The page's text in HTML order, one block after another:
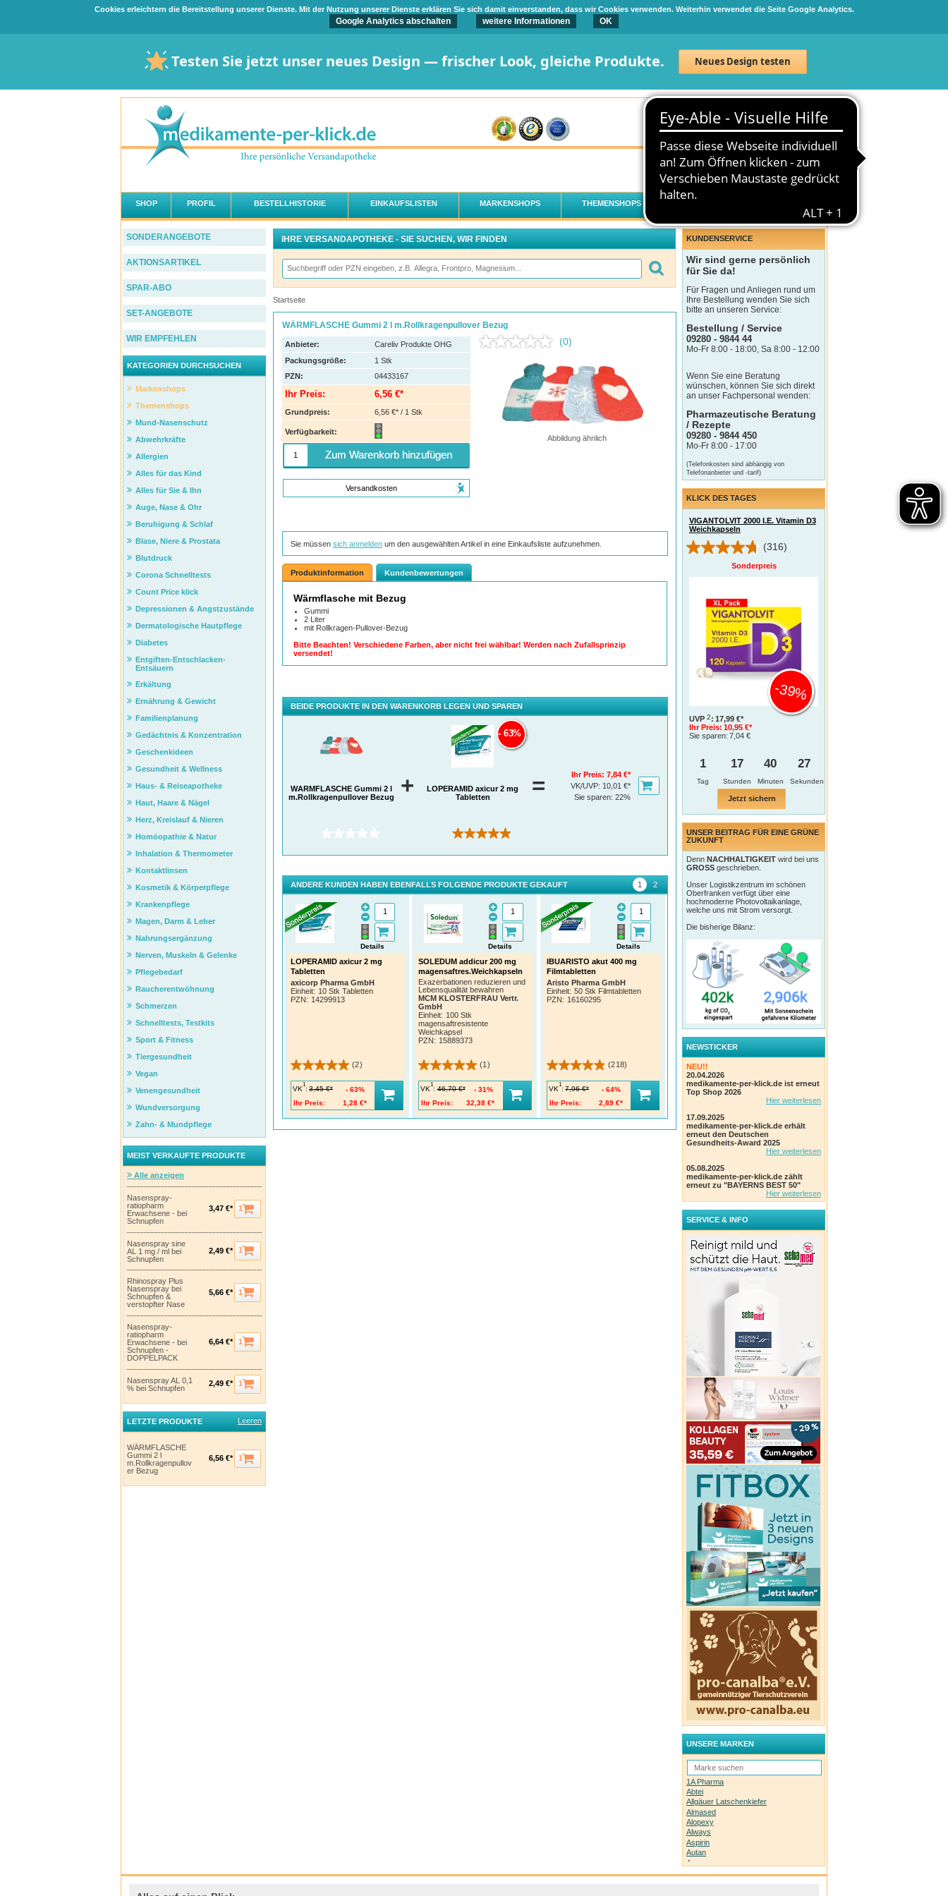
Cookies erleichtern die Bereitstellung unserer Dienste. Mit der Nutzung unserer Dienste erklären Sie sich damit einverstanden, dass wir Cookies verwenden. Weiterhin verwendet die Seite Google Analytics.
Google Analytics abschalten weitere Informationen OK
Testen Sie jetzt unser neues Design — frischer Look, gleiche Produkte. Neues Design testen
Neuanmeldung Anmelden
0 Artikel 0,00 €
SHOP PROFIL BESTELLHISTORIE EINKAUFSLISTEN MARKENSHOPS THEMENSHOPS
IHRE VERSANDAPOTHEKE - SIE SUCHEN, WIR FINDEN
Startseite
WÄRMFLASCHE Gummi 2 l m.Rollkragenpullover Bezug
(0)
Abbildung ähnlich
Anbieter:
Careliv Produkte OHG
Packungsgröße:
1 Stk
PZN : 04433167
Ihr Preis: 6,56 €*
Grundpreis: 6,56 €* / 1 Stk
Verfügbarkeit:
Zum Warenkorb hinzufügen
Versandkosten
Sie müssen sich anmeldenum den ausgewählten Artikel in eine Einkaufsliste aufzunehmen.
Produktinformation Kundenbewertungen
Wärmflasche mit Bezug
Gummi
2 Liter
mit Rollkragen-Pullover-Bezug
Bitte Beachten! Verschiedene Farben, aber nicht frei wählbar! Werden nach Zufallsprinzip
versendet!
BEIDE PRODUKTE IN DEN WARENKORB LEGEN UND SPAREN
WÄRMFLASCHE Gummi 2 l
m.Rollkragenpullover Bezug
(0)
+
LOPERAMID axicur 2 mg
Tabletten
(2)
63%
= Ihr Preis:7,84 €*
VK/UVP: 10,01 €*
Sie sparen:22%
ANDERE KUNDEN HABEN EBENFALLS FOLGENDE PRODUKTE GEKAUFT
LOPERAMID axicur 2 mg
Tabletten
axicorp Pharma GmbH
Einheit: 10 Stk Tabletten
PZN: 14299913
Details
(2)
VK
1
: 3,45 €*
Ihr Preis:
1,28 €*
63%
SOLEDUM addicur 200 mg
magensaftres.Weichkapseln
Exazerbationen reduzieren und
Lebensqualität bewahren
MCM KLOSTERFRAU Vertr.
GmbH
Einheit: 100 Stk
magensaftresistente
Weichkapsel
PZN: 15889373
Details
(1)
VK
1
: 46,70 €*
Ihr Preis:
32,38 €*
31%
IBUARISTO akut 400 mg
Filmtabletten
Aristo Pharma GmbH
Einheit: 50 Stk Filmtabletten
PZN: 16160295
Details
(218)
VK
1
: 7,96 €*
Ihr Preis:
2,89 €*
64%
Loperamid AbZ akut 2 mg -
bei Durchfall
AbZ Pharma GmbH
10 Stk Hartkapseln
16754333
UVP
2
: 3,17 €*
61%
Iberogast® Classic – Schnelle
Linderung bei Magen-Darm-
Rein pflanzlich und ideal bei
akuten Verdauungsproblemen
Bayer Vital GmbH
Einheit:
Einnehmen
VK
1
:
Ihr Preis:
SONDERANGEBOTE
AKTIONSARTIKEL
SPAR-ABO
SET-ANGEBOTE
WIR EMPFEHLEN
KATEGORIEN DURCHSUCHEN
Markenshops
Themenshops
Mund-Nasenschutz
Abwehrkräfte
Allergien
Alles für das Kind
Alles für Sie & Ihn
Auge, Nase & Ohr
Beruhigung & Schlaf
Blase, Niere & Prostata
Blutdruck
Corona Schnelltests
Count Price klick
Depressionen & Angstzustände
Dermatologische Hautpflege
Diabetes
Entgiften-Entschlacken-
Entsäuern
Erkältung
Ernährung & Gewicht
Familienplanung
Gedächtnis & Konzentration
Geschenkideen
Gesundheit & Wellness
Haus- & Reiseapotheke
Haut, Haare & Nägel
Herz, Kreislauf & Nieren
Homöopathie & Natur
Inhalation & Thermometer
Kontaktlinsen
Kosmetik & Körperpflege
Krankenpflege
Magen, Darm & Leber
Nahrungsergänzung
Nerven, Muskeln & Gelenke
Pflegebedarf
Raucherentwöhnung
Schmerzen
Schnelltests, Testkits
Sport & Fitness
Tiergesundheit
Vegan
Venengesundheit
Wundversorgung
Zahn- & Mundpflege
MEIST VERKAUFTE PRODUKTE
Alle anzeigen
Nasenspray-
ratiopharm
Erwachsene - bei
Schnupfen
3,47 €* 1
Nasenspray sine
AL 1 mg / ml bei
Schnupfen
2,49 €* 1
Rhinospray Plus
Nasenspray bei
Schnupfen &
verstopfter Nase
5,66 €* 1
Nasenspray-
ratiopharm
Erwachsene - bei
Schnupfen -
DOPPELPACK
6,64 €* 1
Nasenspray AL 0,1
% bei Schnupfen
2,49 €* 1
LETZTE PRODUKTE Leeren
WÄRMFLASCHE
Gummi 2 l
m.Rollkragenpullov
er Bezug
6,56 €* 1
KUNDENSERVICE
Wir sind gerne persönlich
für Sie da!
Für Fragen und Anliegen rund um
Ihre Bestellung wenden Sie sich
bitte an unseren Service:
Bestellung / Service
09280 - 9844 44
Mo-Fr 8:00 - 18:00, Sa 8:00 - 12:00
Wenn Sie eine Beratung
wünschen, können Sie sich direkt
an unser Fachpersonal wenden:
Pharmazeutische Beratung
/ Rezepte
09280 - 9844 450
Mo-Fr 8:00 - 17:00
(Telefonkosten sind abhängig von
Telefonanbieter und -tarif)
KLICK DES TAGES
VIGANTOLVIT 2000 I.E. Vitamin D3
Weichkapseln
(316)
Sonderpreis
UVP 2: 17,99 €*
Ihr Preis: 10,95 €*
Sie sparen: 7,04 €
-39%
1
Tag
17 40 27
Jetzt sichern
UNSER BEITRAG FÜR EINE GRÜNE
ZUKUNFT
Denn NACHHALTIGKEIT wird bei uns
GROSS geschrieben.
Unser Logistikzentrum im schönen
Oberfranken verfügt über eine
hochmoderne Photovoltaikanlage,
welche uns mit Strom versorgt.
Die bisherige Bilanz:
NEWSTICKER
NEU!!
20.04.2026
medikamente-per-klick.de ist erneut
Top Shop 2026
Hier weiterlesen
17.09.2025
medikamente-per-klick.de erhält
erneut den Deutschen
Gesundheits-Award 2025
Hier weiterlesen
05.08.2025
medikamente-per-klick.de zählt
erneut zu "BAYERNS BEST 50"
Hier weiterlesen
SERVICE & INFO
UNSERE MARKEN
1A Pharma
Abtei
Allgäuer Latschenkiefer
Almased
Alopexy
Always
Aspirin
Autan
Avene
Bachblüten-Orginal